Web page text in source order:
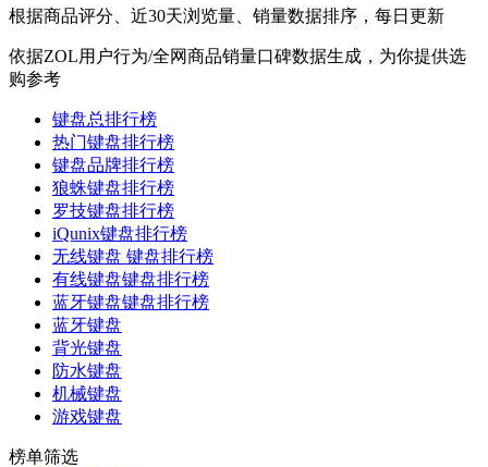
根据商品评分、近30天浏览量、销量数据排序，每日更新
依据ZOL用户行为/全网商品销量口碑数据生成，为你提供选
购参考
键盘总排行榜
热门键盘排行榜
键盘品牌排行榜
狼蛛键盘排行榜
罗技键盘排行榜
iQunix键盘排行榜
无线键盘 键盘排行榜
有线键盘键盘排行榜
蓝牙键盘键盘排行榜
蓝牙键盘
背光键盘
防水键盘
机械键盘
游戏键盘
榜单筛选